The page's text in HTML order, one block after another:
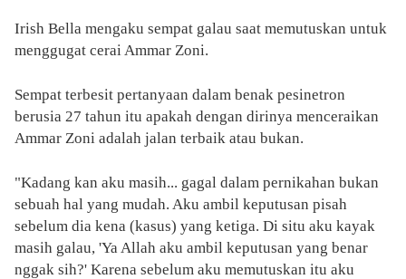
Irish Bella mengaku sempat galau saat memutuskan untuk
menggugat cerai Ammar Zoni.
Sempat terbesit pertanyaan dalam benak pesinetron
berusia 27 tahun itu apakah dengan dirinya menceraikan
Ammar Zoni adalah jalan terbaik atau bukan.
"Kadang kan aku masih... gagal dalam pernikahan bukan
sebuah hal yang mudah. Aku ambil keputusan pisah
sebelum dia kena (kasus) yang ketiga. Di situ aku kayak
masih galau, 'Ya Allah aku ambil keputusan yang benar
nggak sih?' Karena sebelum aku memutuskan itu aku